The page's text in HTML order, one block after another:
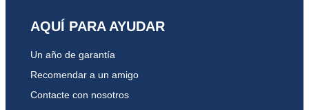
AQUÍ PARA AYUDAR
Un año de garantía
Recomendar a un amigo
Contacte con nosotros